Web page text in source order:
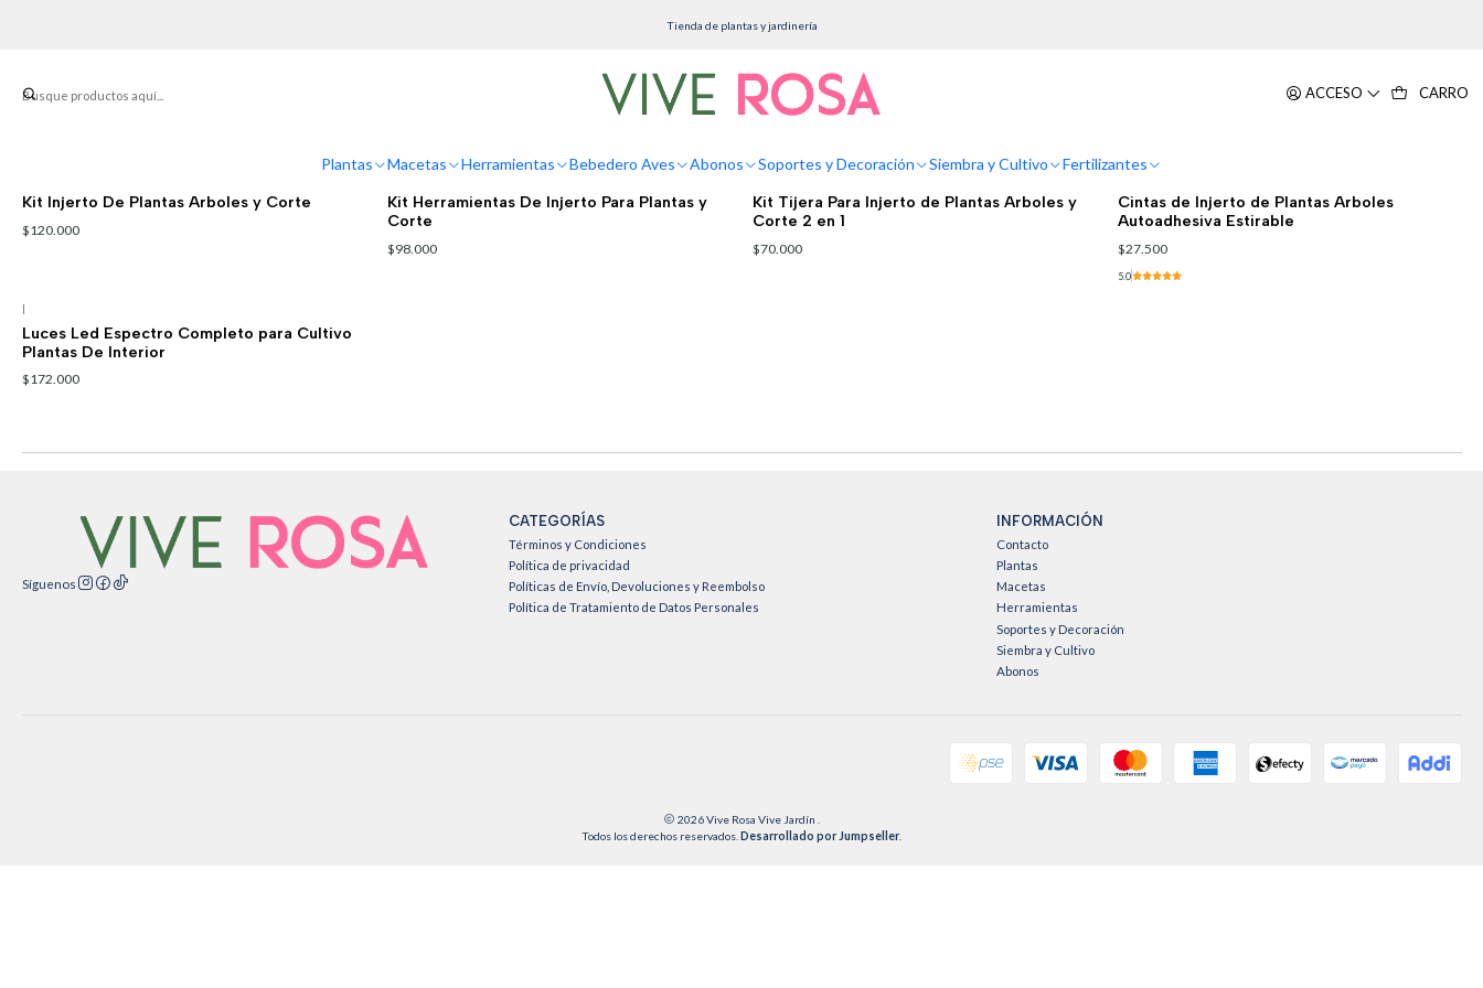
ACCESO CARRO
Plantas Macetas Herramientas Bebedero Aves Abonos Soportes y Decoración Siembra y Cultivo Fertilizantes
Tienda de plantas y jardinería
Siembra y Cultivo Herramientas
Herramientas Filtros
Kit Injerto De Plantas Arboles y Corte
$120.000
Kit Herramientas De Injerto Para Plantas y
Corte
$98.000
100010001322
Kit Tijera Para Injerto de Plantas Arboles y
Corte 2 en 1
$70.000
Cintas de Injerto de Plantas Arboles
Autoadhesiva Estirable
$27.500
5.0
|
Luces Led Espectro Completo para Cultivo
Plantas De Interior
$172.000
Síguenos
CATEGORÍAS
Términos y Condiciones
Política de privacidad
Políticas de Envío, Devoluciones y Reembolso
Política de Tratamiento de Datos Personales
INFORMACIÓN
Contacto
Plantas
Macetas
Herramientas
Soportes y Decoración
Siembra y Cultivo
Abonos
2026 Vive Rosa Vive Jardín .
Todos los derechos reservados. Desarrollado por Jumpseller